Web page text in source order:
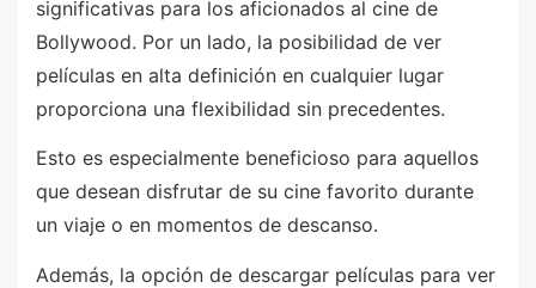
significativas para los aficionados al cine de
Bollywood. Por un lado, la posibilidad de ver
películas en alta definición en cualquier lugar
proporciona una flexibilidad sin precedentes.
Esto es especialmente beneficioso para aquellos
que desean disfrutar de su cine favorito durante
un viaje o en momentos de descanso.
Además, la opción de descargar películas para ver